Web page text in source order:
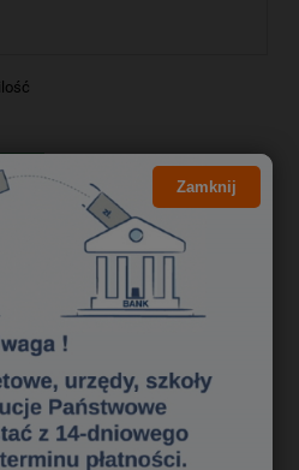
do koszyka
dodaj do przechowalni
zapytaj o produkt
Zamknij